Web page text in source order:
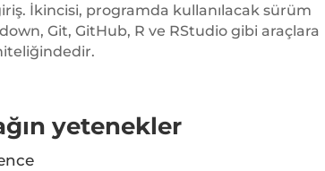
İkincisi, programda kullanılacak sürüm
Git, GitHub, R ve RStudio gibi araçlara
yetenekler